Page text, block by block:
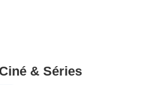
& Séries